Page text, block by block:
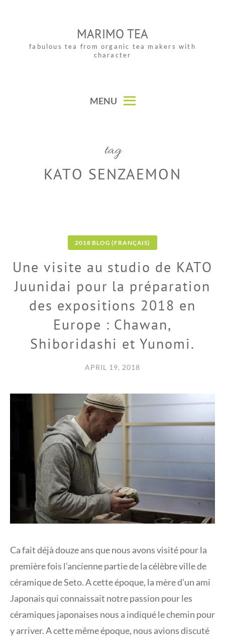
MARIMO TEA
fabulous tea from organic tea makers with
character
MENU
tag
KATO SENZAEMON
2018 BLOG (FRANÇAIS)
Une visite au studio de KATO
Juunidai pour la préparation
des expositions 2018 en
Europe : Chawan,
Shiboridashi et Yunomi.
APRIL 19, 2018
Ca fait déjà douze ans que nous avons visité pour la
première fois l’ancienne partie de la célèbre ville de
céramique de Seto. A cette époque, la mère d’un ami
Japonais qui connaissait notre passion pour les
céramiques japonaises nous a indiqué le chemin pour
y arriver. A cette même époque, nous avions discuté